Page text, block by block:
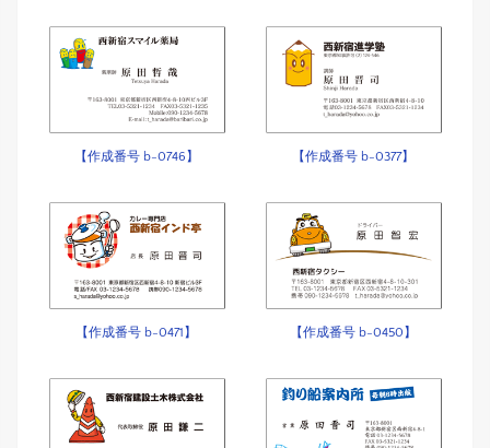
【作成番号 b-0746】 【作成番号 b-0377】
【作成番号 b-0471】 【作成番号 b-0450】